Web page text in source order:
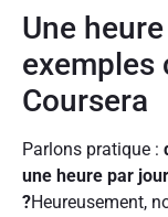
Une
exemples
Coursera
Parlons pratique :
une heure par
?Heureusement,